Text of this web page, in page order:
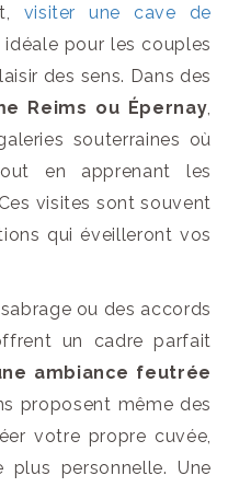
visiter une cave de
pour les couples
des sens. Dans des
Reims ou Épernay
souterraines où
en apprenant les
visites sont souvent
qui éveilleront vos
ou des accords
un cadre parfait
ambiance feutrée
proposent même des
votre propre cuvée,
plus personnelle. Une